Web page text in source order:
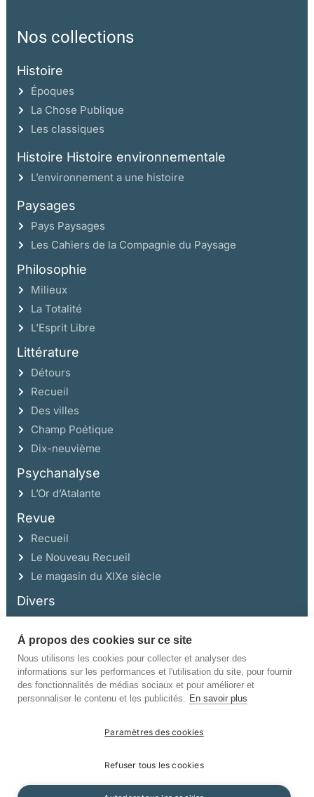
Nos collections
Histoire
Époques
La Chose Publique
Les classiques
Histoire Histoire environnementale
L’environnement a une histoire
Paysages
Pays Paysages
Les Cahiers de la Compagnie du Paysage
Philosophie
Milieux
La Totalité
L’Esprit Libre
Littérature
Détours
Recueil
Des villes
Champ Poétique
Dix-neuvième
Psychanalyse
L’Or d’Atalante
Revue
Recueil
Le Nouveau Recueil
Le magasin du XIXe siècle
Divers
Ce site a été réalisé avec l’aide de la Région Auvergne Rhône-Alpes et de la
Drac Rhône-Alpes.
©Champ Vallon. Tous droits réservés.
À propos des cookies sur ce site
Nous utilisons les cookies pour collecter et analyser des
informations sur les performances et l'utilisation du site, pour fournir
des fonctionnalités de médias sociaux et pour améliorer et
personnaliser le contenu et les publicités. En savoir plus
Paramètres des cookies
Refuser tous les cookies